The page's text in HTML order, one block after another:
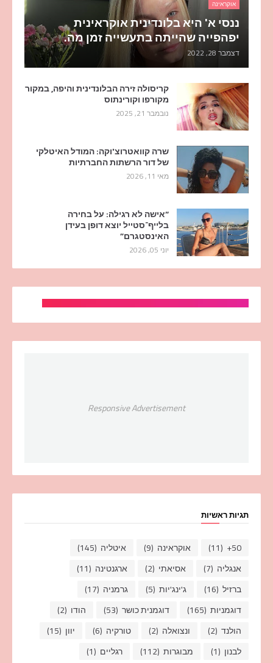
אוקראינה
ננסי א' היא בלונדינית אוקראינית
יפהפייה שהייתה בתעשייה זמן מה.
דצמבר 28, 2022
קריסולה זירה הבלונדינית והיפה, במקור
מקורפו וקורינתוס
נובמבר 21, 2025
שרה קוואטרוצ'וקה: המודל האיטלקי
של דור הרשתות החברתיות
מאי 11, 2026
“אישה לא רגילה: על בחירה
בלייף־סטייל יוצא דופן בעידן
האינסטגרם”
יוני 05, 2026
Responsive Advertisement
תגיות ראשיות
50+
(11) אוקראינה (9) איטליה (145)
אנגליה (7) אסיאתי (2) ארגנטינה (11)
ברזיל (16) ג'ינג'יות (5) גרמניה (17)
דוגמניות (165) דוגמנית כושר (53) הודו (2)
הולנד (2) ונצואלה (2) טורקיה (6) יוון (15)
לבנון (1) מבוגרות (112) רגליים (1)